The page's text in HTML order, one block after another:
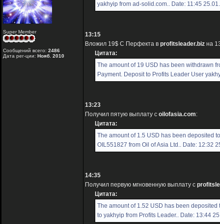
Super Member
Сообщений всего: 2486
Дата рег-ции: Нояб. 2010
yakhyip from ad-solid.com.. Date: 11:45
13:15
Вложил 19$ С Перфекта в profitsleader.biz на
Цитата:
The amount of 19 USD has been withdrawn
Payment. Deposit to Profits Leader User
13:23
Получил пятую выплату с oilofasia.com:
Цитата:
The amount of 1.5 USD has been deposited
OIL551827 from Oil of Asia Ltd.. Date: 12:32
14:35
Получил первую мгновенную выплату с
Цитата:
The amount of 1.52 USD has been
to yakhyip from Profits Leader.. Date: 13:44